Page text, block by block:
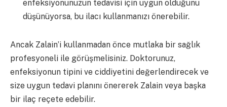
enfeksiyonunuzun tedavisi için uygun olduğunu
düşünüyorsa, bu ilacı kullanmanızı önerebilir.
Ancak Zalain’i kullanmadan önce mutlaka bir sağlık
profesyoneli ile görüşmelisiniz. Doktorunuz,
enfeksiyonun tipini ve ciddiyetini değerlendirecek ve
size uygun tedavi planını önererek Zalain veya başka
bir ilaç reçete edebilir.